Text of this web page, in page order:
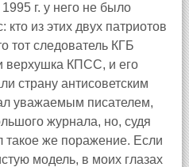
1995 г. у него не было
кто из этих двух патриотов
тот следователь КГБ
верхушка КПСС, и его
страну антисоветским
уважаемым писателем,
журнала, но, судя
такое же поражение. Если
модель, в моих глазах